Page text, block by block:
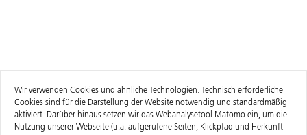
Wir verwenden Cookies und ähnliche Technologien. Technisch erforderliche
Cookies sind für die Darstellung der Website notwendig und standardmäßig
aktiviert. Darüber hinaus setzen wir das Webanalysetool Matomo ein, um die
Nutzung unserer Webseite (u.a. aufgerufene Seiten, Klickpfad und Herkunft